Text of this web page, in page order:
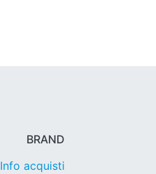
BRAND
Info acquisti